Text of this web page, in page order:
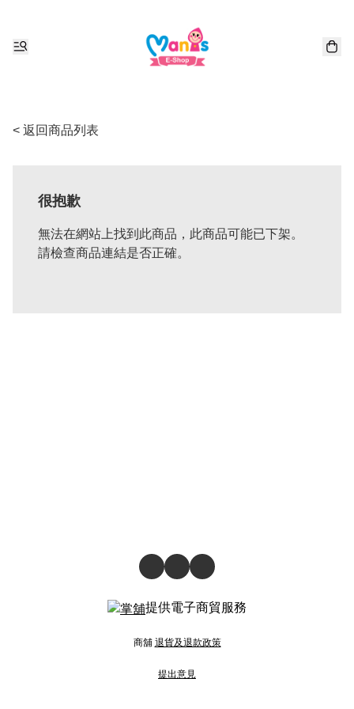
< 返回商品列表
很抱歉
無法在網站上找到此商品，此商品可能已下架。
請檢查商品連結是否正確。
提供電子商貿服務
商舖 退貨及退款政策
提出意見